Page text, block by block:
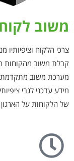
משוב
צרכי הלקוח
קבלת משוב מהקוחות
מערכת משוב מתקדמת
מידע עדכני לגבי
של הלקוחות על